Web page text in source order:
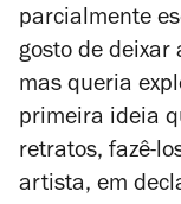
parcialmente
gosto de
mas queria
primeira ideia
retratos, fazê-
artista, em